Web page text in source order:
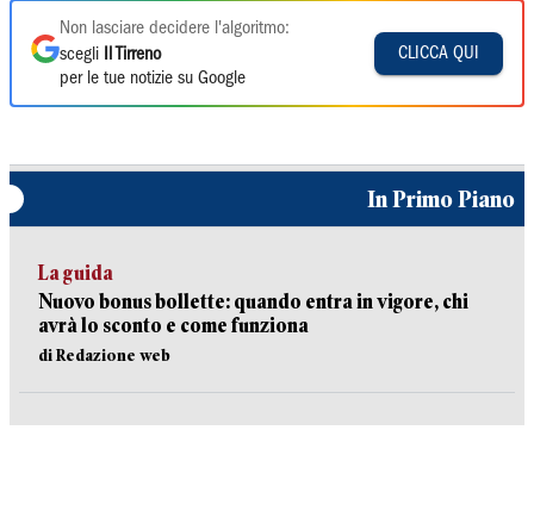
Non lasciare decidere l'algoritmo:
scegli
Il Tirreno
per le tue notizie su Google
CLICCA QUI
In Primo Piano
La guida
Nuovo bonus bollette: quando entra in vigore, chi
avrà lo sconto e come funziona
di Redazione web